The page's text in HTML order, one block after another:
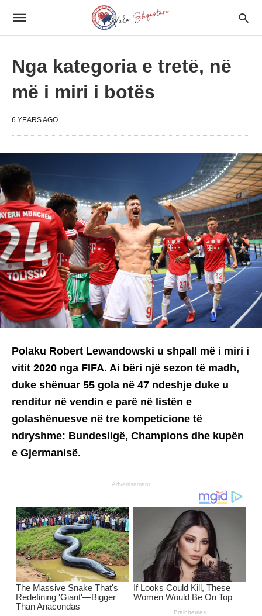
Nga kategoria e tretë, në
më i miri i botës
6 YEARS AGO
Polaku Robert Lewandowski u shpall më i miri i
vitit 2020 nga FIFA. Ai bëri një sezon të madh,
duke shënuar 55 gola në 47 ndeshje duke u
renditur në vendin e parë në listën e
golashënuesve në tre kompeticione të
ndryshme: Bundesligë, Champions dhe kupën
e Gjermanisë.
Advertisement